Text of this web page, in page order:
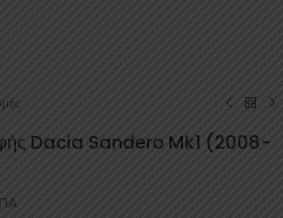
Dacia Sandero Mk1 (2008-